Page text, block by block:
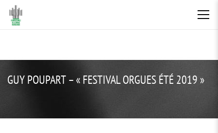
GUY POUPART – « FESTIVAL ORGUES ÉTÉ 2019 »